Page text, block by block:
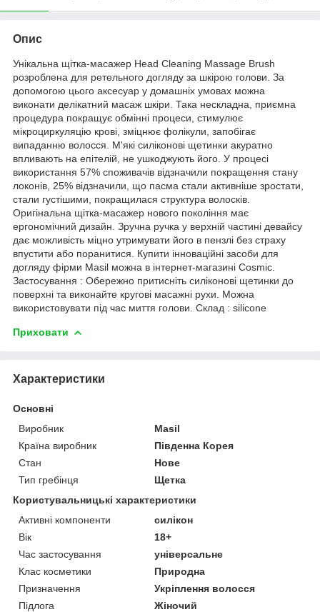
Опис
Унікальна щітка-масажер Head Cleaning Massage Brush
розроблена для ретельного догляду за шкірою голови. За
допомогою цього аксесуар у домашніх умовах можна
виконати делікатний масаж шкіри. Така нескладна, приємна
процедура покращує обмінні процеси, стимулює
мікроциркуляцію крові, зміцнює фолікули, запобігає
випаданню волосся. М'які силіконові щетинки акуратно
впливають на епітелій, не ушкоджують його. У процесі
використання 57% споживачів відзначили покращення стану
локонів, 25% відзначили, що пасма стали активніше зростати,
стали густішими, покращилася структура волосків.
Оригінальна щітка-масажер нового покоління має
ергономічний дизайн. Зручна ручка у верхній частині девайсу
дає можливість міцно утримувати його в пензлі без страху
впустити або поранитися. Купити інноваційні засоби для
догляду фірми Masil можна в інтернет-магазині Cosmic.
Застосування : Обережно притисніть силіконові щетинки до
поверхні та виконайте кругові масажні рухи. Можна
використовувати під час миття голови. Склад : silicone
Приховати
Характеристики
Основні
Виробник
Masil
Країна виробник
Південна Корея
Стан
Нове
Тип гребінця
Щетка
Користувальницькі характеристики
Активні компоненти
силікон
Вік
18+
Час застосування
універсальне
Клас косметики
Природна
Призначення
Укріплення волосся
Підлога
Жіночий